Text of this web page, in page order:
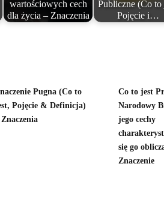
wartościowych cech
dla życia – Znaczenia
Publiczne (Co to
Pojęcie i…
Pugna (Co to
Pojęcie & Definicja)
Co to jest
Narodowy
jego cechy
się go
Znaczenie